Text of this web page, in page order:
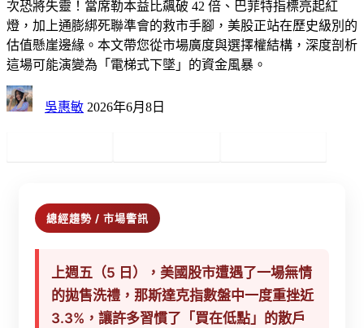
次恐將失靈！當席勒本益比飆破 42 倍、巴菲特指標亮起紅
燈，加上通膨綁死聯準會的救市手腳，美股正站在歷史級別的
估值懸崖邊緣。本文帶您從市場廣度與選擇權結構，深度剖析
這場可能演變為「電梯式下墜」的資金風暴。
吳惠敏 2026年6月8日
總經趨勢 / 市場警訊
上週五（5 日），美國股市遭遇了一場無情
的拋售洗禮，那斯達克指數盤中一度重挫近
3.3%，讓許多習慣了「買在低點」的散戶